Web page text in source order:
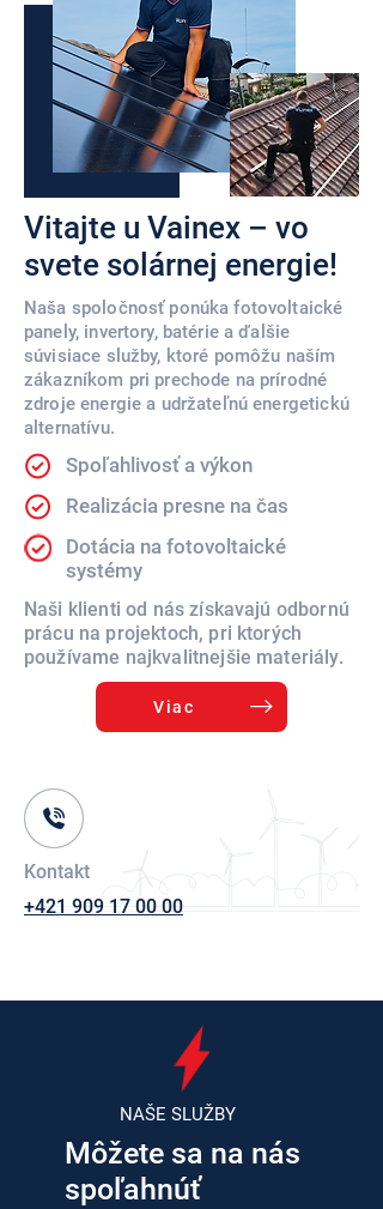
Vitajte u Vainex – vo
svete solárnej energie!
Naša spoločnosť ponúka fotovoltaické
panely, invertory, batérie a ďalšie
súvisiace služby, ktoré pomôžu naším
zákazníkom pri prechode na prírodné
zdroje energie a udržateľnú energetickú
alternatívu.
Spoľahlivosť a výkon
Realizácia presne na čas
Dotácia na fotovoltaické
systémy
Naši klienti od nás získavajú odbornú
prácu na projektoch, pri ktorých
používame najkvalitnejšie materiály.
Viac
Kontakt
+421 909 17 00 00
NAŠE SLUŽBY
Môžete sa na nás
spoľahnúť